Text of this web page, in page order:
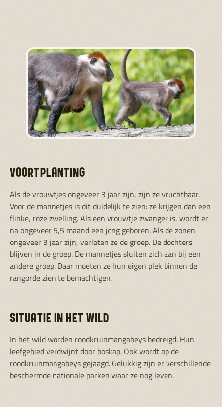
VOORTPLANTING
Als de vrouwtjes ongeveer 3 jaar zijn, zijn ze vruchtbaar.
Voor de mannetjes is dit duidelijk te zien: ze krijgen dan een
flinke, roze zwelling. Als een vrouwtje zwanger is, wordt er
na ongeveer 5,5 maand een jong geboren. Als de zonen
ongeveer 3 jaar zijn, verlaten ze de groep. De dochters
blijven in de groep. De mannetjes sluiten zich aan bij een
andere groep. Daar moeten ze hun eigen plek binnen de
rangorde zien te bemachtigen.
SITUATIE IN HET WILD
In het wild worden roodkruinmangabeys bedreigd. Hun
leefgebied verdwijnt door boskap. Ook wordt op de
roodkruinmangabeys gejaagd. Gelukkig zijn er verschillende
beschermde nationale parken waar ze nog leven.